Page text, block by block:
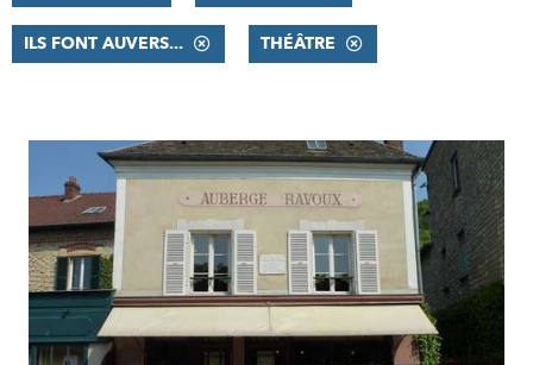
ILS FONT AUVERS... THÉÂTRE
RÉSULTATS